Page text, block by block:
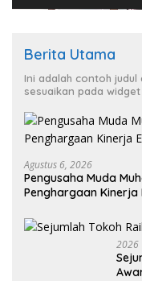
Berita Utama
Ini adalah contoh
sesuaikan pada widget
Agustus 6, 2026
Pengusaha Muda
Penghargaan Kinerja
2026